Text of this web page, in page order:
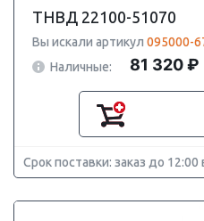
ТНВД 22100-51070
Вы искали артикул 095000-
Наличные:
81 320 ₽
Срок поставки: заказ до 12:00